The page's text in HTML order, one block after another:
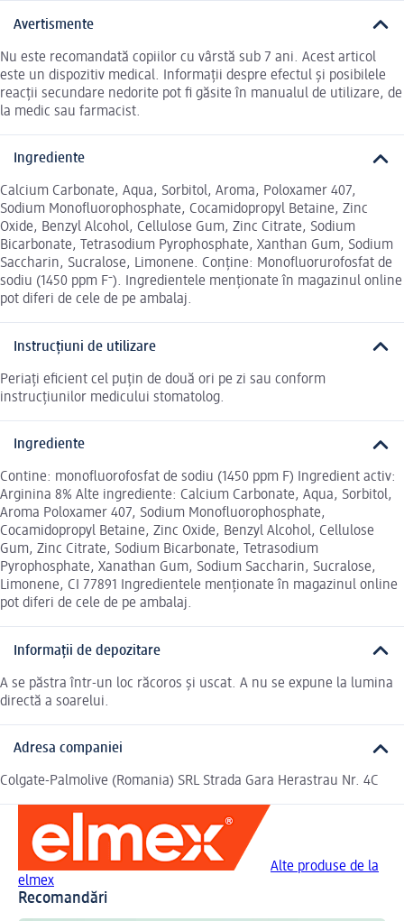
Avertismente
Nu este recomandată copiilor cu vârstă sub 7 ani. Acest articol
este un dispozitiv medical. Informații despre efectul și posibilele
reacții secundare nedorite pot fi găsite în manualul de utilizare, de
la medic sau farmacist.
Ingrediente
Calcium Carbonate, Aqua, Sorbitol, Aroma, Poloxamer 407,
Sodium Monofluorophosphate, Cocamidopropyl Betaine, Zinc
Oxide, Benzyl Alcohol, Cellulose Gum, Zinc Citrate, Sodium
Bicarbonate, Tetrasodium Pyrophosphate, Xanthan Gum, Sodium
Saccharin, Sucralose, Limonene. Conține: Monofluorurofosfat de
sodiu (1450 ppm F⁻). Ingredientele menționate în magazinul online
pot diferi de cele de pe ambalaj.
Instrucțiuni de utilizare
Periați eficient cel puțin de două ori pe zi sau conform
instrucțiunilor medicului stomatolog.
Ingrediente
Contine: monofluorofosfat de sodiu (1450 ppm F) Ingredient activ:
Arginina 8% Alte ingrediente: Calcium Carbonate, Aqua, Sorbitol,
Aroma Poloxamer 407, Sodium Monofluorophosphate,
Cocamidopropyl Betaine, Zinc Oxide, Benzyl Alcohol, Cellulose
Gum, Zinc Citrate, Sodium Bicarbonate, Tetrasodium
Pyrophosphate, Xanathan Gum, Sodium Saccharin, Sucralose,
Limonene, CI 77891 Ingredientele menționate în magazinul online
pot diferi de cele de pe ambalaj.
Informații de depozitare
A se păstra într-un loc răcoros și uscat. A nu se expune la lumina
directă a soarelui.
Adresa companiei
Colgate-Palmolive (Romania) SRL Strada Gara Herastrau Nr. 4C
Alte produse de la
elmex
Recomandări